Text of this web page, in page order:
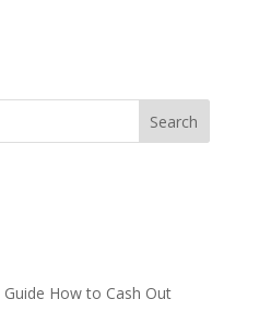
Search
How to Cash Out